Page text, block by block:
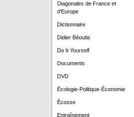
Diagonales de France et
d'Europe
Dictionnaire
Didier Béoutis
Do It Yourself
Documents
DVD
Écologie-Politique-Économie
Écosse
Entraînement